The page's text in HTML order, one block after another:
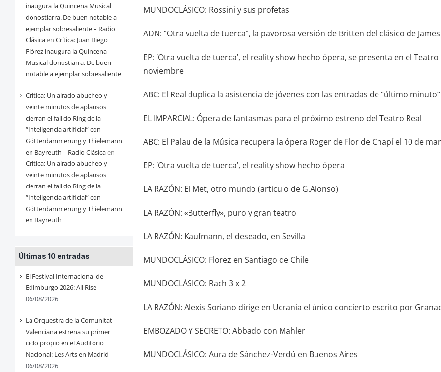
inaugura la Quincena Musical
donostiarra. De buen notable a
ejemplar sobresaliente – Radio
Clásicaen Crítica: Juan Diego
Flórez inaugura la Quincena
Musical donostiarra. De buen
notable a ejemplar sobresaliente
Critica: Un airado abucheo y
veinte minutos de aplausos
cierran el fallido Ring de la
“Inteligencia artificial” con
Götterdämmerung y Thielemann
en Bayreuth – Radio Clásicaen
Critica: Un airado abucheo y
veinte minutos de aplausos
cierran el fallido Ring de la
“Inteligencia artificial” con
Götterdämmerung y Thielemann
en Bayreuth
Últimas 10 entradas
El Festival Internacional de
Edimburgo 2026: All Rise
06/08/2026
La Orquestra de la Comunitat
Valenciana estrena su primer
ciclo propio en el Auditorio
Nacional: Les Arts en Madrid
06/08/2026
MUNDOCLÁSICO: Rossini y sus profetas
ADN: “Otra vuelta de tuerca”, la pavorosa versión de Britten del clásico de James
EP: ‘Otra vuelta de tuerca’, el reality show hecho ópera, se presenta en el Teatro
noviembre
ABC: El Real duplica la asistencia de jóvenes con las entradas de “último minuto”
EL IMPARCIAL: Ópera de fantasmas para el próximo estreno del Teatro Real
ABC: El Palau de la Música recupera la ópera Roger de Flor de Chapí el 10 de
EP: ‘Otra vuelta de tuerca’, el reality show hecho ópera
LA RAZÓN: El Met, otro mundo (artículo de G.Alonso)
LA RAZÓN: «Butterfly», puro y gran teatro
LA RAZÓN: Kaufmann, el deseado, en Sevilla
MUNDOCLÁSICO: Florez en Santiago de Chile
MUNDOCLÁSICO: Rach 3 x 2
LA RAZÓN: Alexis Soriano dirige en Ucrania el único concierto escrito por
EMBOZADO Y SECRETO: Abbado con Mahler
MUNDOCLÁSICO: Aura de Sánchez-Verdú en Buenos Aires